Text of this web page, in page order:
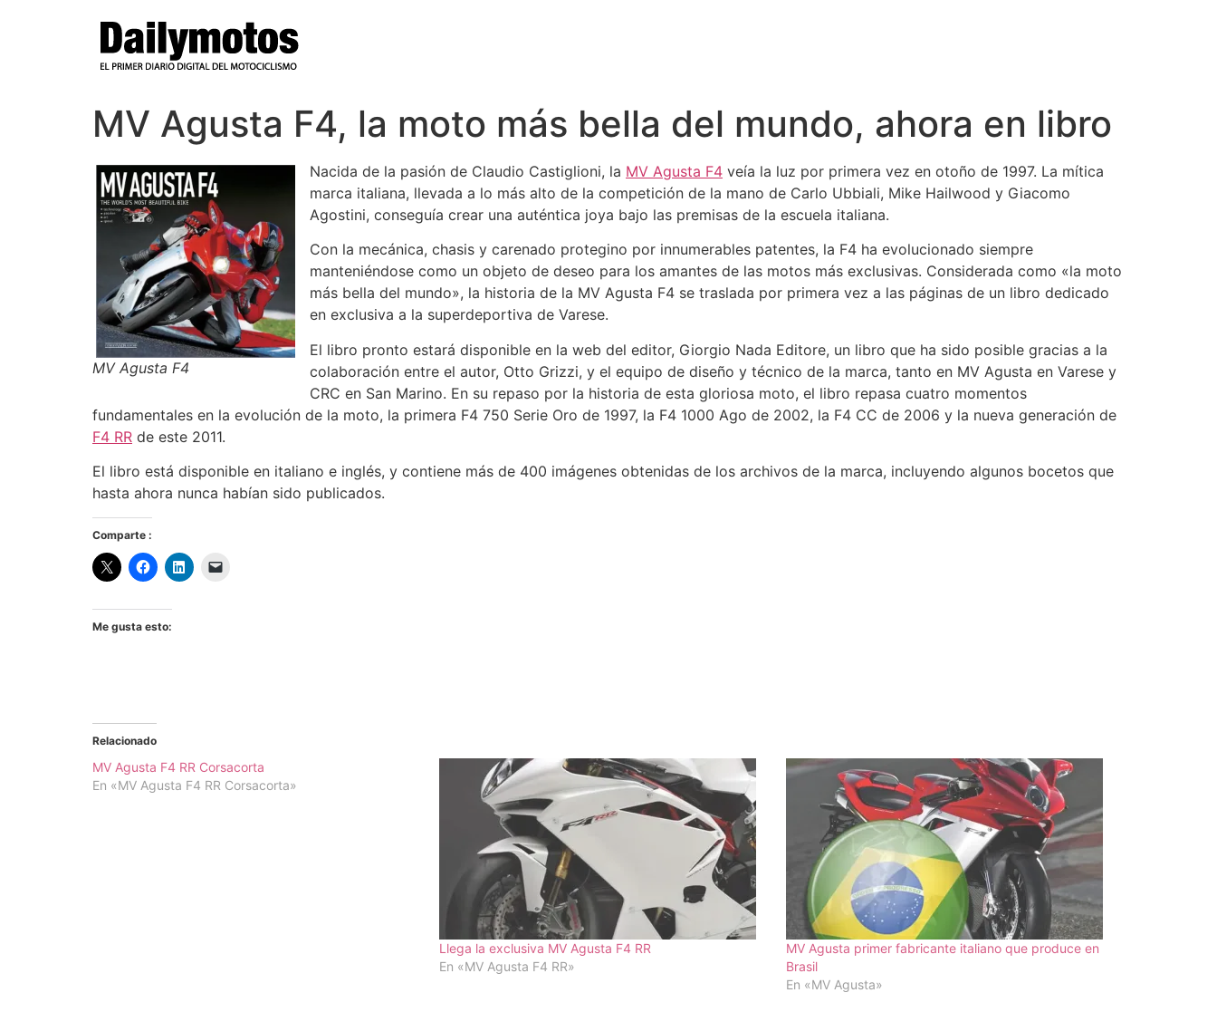
MV Agusta F4, la moto más bella del mundo, ahora en libro
MV Agusta F4
Nacida de la pasión de Claudio Castiglioni, la MV Agusta F4 veía la luz por primera vez en otoño de 1997. La mítica
marca italiana, llevada a lo más alto de la competición de la mano de Carlo Ubbiali, Mike Hailwood y Giacomo
Agostini, conseguía crear una auténtica joya bajo las premisas de la escuela italiana.
Con la mecánica, chasis y carenado protegino por innumerables patentes, la F4 ha evolucionado siempre
manteniéndose como un objeto de deseo para los amantes de las motos más exclusivas. Considerada como «la moto
más bella del mundo», la historia de la MV Agusta F4 se traslada por primera vez a las páginas de un libro dedicado
en exclusiva a la superdeportiva de Varese.
El libro pronto estará disponible en la web del editor, Giorgio Nada Editore, un libro que ha sido posible gracias a la
colaboración entre el autor, Otto Grizzi, y el equipo de diseño y técnico de la marca, tanto en MV Agusta en Varese y
CRC en San Marino. En su repaso por la historia de esta gloriosa moto, el libro repasa cuatro momentos
fundamentales en la evolución de la moto, la primera F4 750 Serie Oro de 1997, la F4 1000 Ago de 2002, la F4 CC de 2006 y la nueva generación de
F4 RR de este 2011.
El libro está disponible en italiano e inglés, y contiene más de 400 imágenes obtenidas de los archivos de la marca, incluyendo algunos bocetos que
hasta ahora nunca habían sido publicados.
Comparte :
Me gusta esto:
Relacionado
MV Agusta F4 RR Corsacorta
En «MV Agusta F4 RR Corsacorta»
Llega la exclusiva MV Agusta F4 RR
En «MV Agusta F4 RR»
MV Agusta primer fabricante italiano que produce en
Brasil
En «MV Agusta»